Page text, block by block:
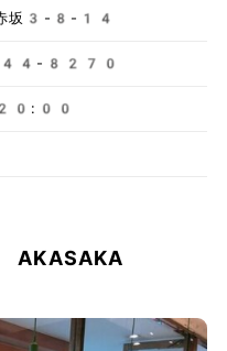
赤坂3-8-14
8270
AKASAKA